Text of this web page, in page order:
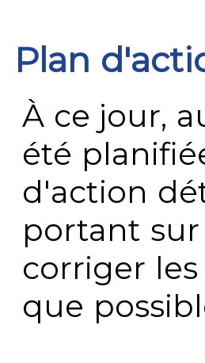
Plan
À ce jour,
été
d'action
portant sur
corriger
que